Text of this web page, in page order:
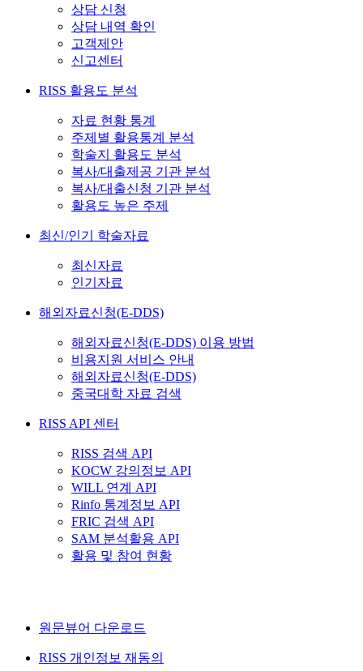
상담 신청
상담 내역 확인
고객제안
신고센터
RISS 활용도 분석
자료 현황 통계
주제별 활용통계 분석
학술지 활용도 분석
복사/대출제공 기관 분석
복사/대출신청 기관 분석
활용도 높은 주제
최신/인기 학술자료
최신자료
인기자료
해외자료신청(E-DDS)
해외자료신청(E-DDS) 이용 방법
비용지원 서비스 안내
해외자료신청(E-DDS)
중국대학 자료 검색
RISS API 센터
RISS 검색 API
KOCW 강의정보 API
WILL 연계 API
Rinfo 통계정보 API
FRIC 검색 API
SAM 분석활용 API
활용 및 참여 현황
원문뷰어 다운로드
RISS 개인정보 재동의